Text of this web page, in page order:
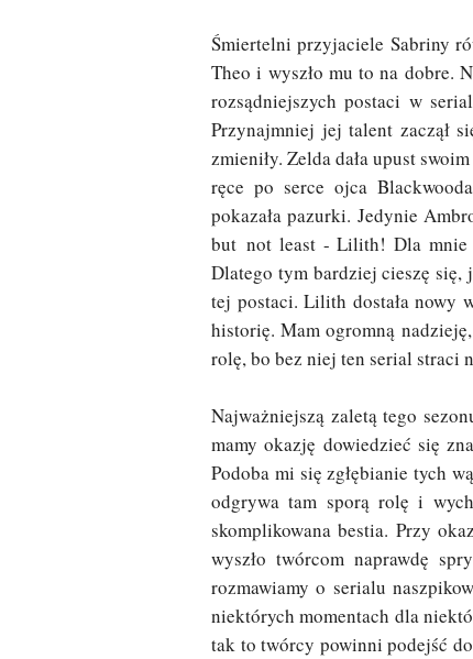
Śmiertelni przyjaciele Sabriny
Theo i wyszło mu to na dobre.
rozsądniejszych postaci w
Przynajmniej jej talent zaczął
zmieniły. Zelda dała upust
ręce po serce ojca
pokazała pazurki. Jedynie
but not least - Lilith! Dla mnie
Dlatego tym bardziej cieszę się,
tej postaci. Lilith dostała nowy
historię. Mam ogromną
rolę, bo bez niej ten serial straci
Najważniejszą zaletą tego
mamy okazję dowiedzieć się
Podoba mi się zgłębianie tych
odgrywa tam sporą rolę i
skomplikowana bestia. Przy
wyszło twórcom naprawdę
rozmawiamy o serialu
niektórych momentach dla
tak to twórcy powinni podejść